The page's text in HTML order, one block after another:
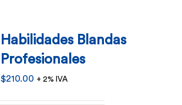
Habilidades Blandas
Profesionales
$210.00 + 2% IVA